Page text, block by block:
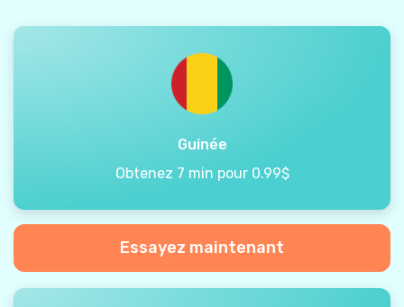
Guinée
Obtenez 7 min pour 0.99$
Essayez maintenant